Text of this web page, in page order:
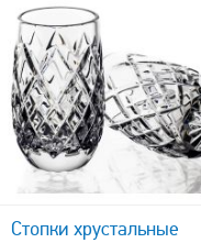
Стопки хрустальные